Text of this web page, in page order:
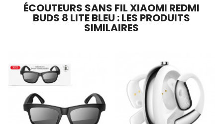
ÉCOUTEURS SANS FIL XIAOMI REDMI
BUDS 8 LITE BLEU : LES PRODUITS
SIMILAIRES